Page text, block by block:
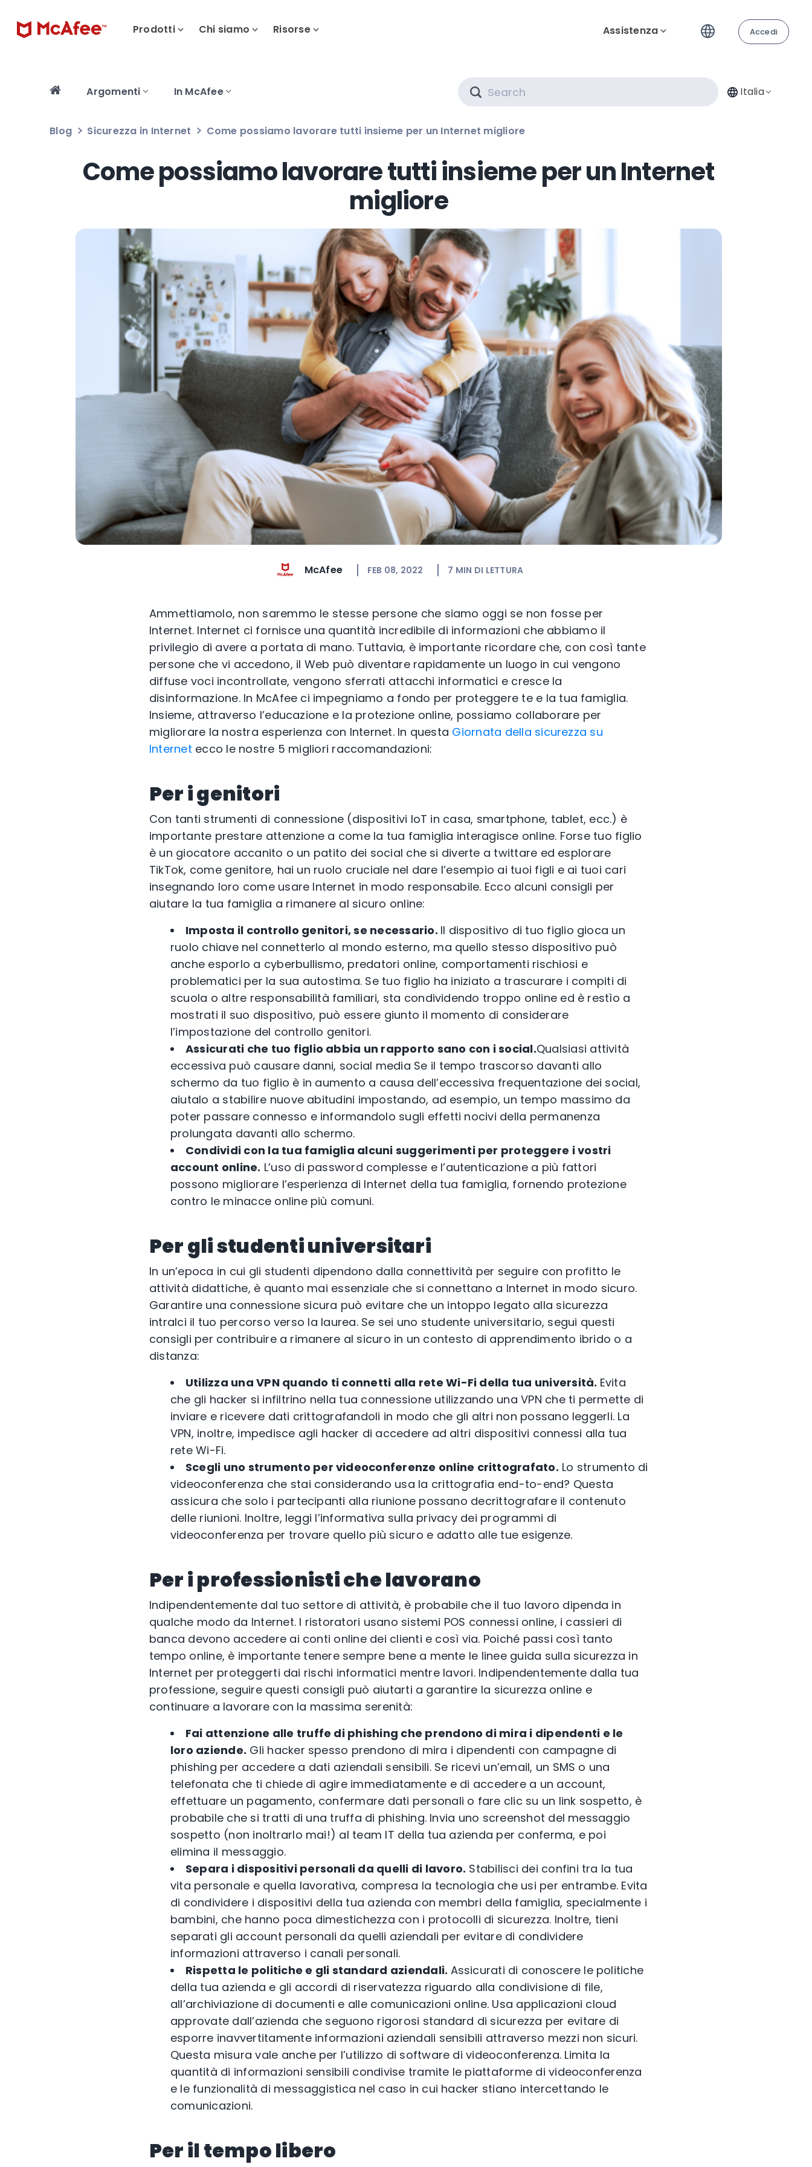
Prodotti Chi siamo Risorse Assistenza Accedi
Argomenti In McAfee Italia
Blog Sicurezza in Internet Come possiamo lavorare tutti insieme per un Internet migliore
Come possiamo lavorare tutti insieme per un Internet
migliore
McAfee FEB 08, 2022 7 MIN DI LETTURA
Ammettiamolo, non saremmo le stesse persone che siamo oggi se non fosse per
Internet. Internet ci fornisce una quantità incredibile di informazioni che abbiamo il
privilegio di avere a portata di mano. Tuttavia, è importante ricordare che, con così tante
persone che vi accedono, il Web può diventare rapidamente un luogo in cui vengono
diffuse voci incontrollate, vengono sferrati attacchi informatici e cresce la
disinformazione. In McAfee ci impegniamo a fondo per proteggere te e la tua famiglia.
Insieme, attraverso l’educazione e la protezione online, possiamo collaborare per
migliorare la nostra esperienza con Internet. In questa Giornata della sicurezza su
Internet ecco le nostre 5 migliori raccomandazioni:
Per i genitori
Con tanti strumenti di connessione (dispositivi IoT in casa, smartphone, tablet, ecc.) è
importante prestare attenzione a come la tua famiglia interagisce online. Forse tuo figlio
è un giocatore accanito o un patito dei social che si diverte a twittare ed esplorare
TikTok, come genitore, hai un ruolo cruciale nel dare l’esempio ai tuoi figli e ai tuoi cari
insegnando loro come usare Internet in modo responsabile. Ecco alcuni consigli per
aiutare la tua famiglia a rimanere al sicuro online:
Imposta il controllo genitori, se necessario. Il dispositivo di tuo figlio gioca un
ruolo chiave nel connetterlo al mondo esterno, ma quello stesso dispositivo può
anche esporlo a cyberbullismo, predatori online, comportamenti rischiosi e
problematici per la sua autostima. Se tuo figlio ha iniziato a trascurare i compiti di
scuola o altre responsabilità familiari, sta condividendo troppo online ed è restìo a
mostrati il suo dispositivo, può essere giunto il momento di considerare
l’impostazione del controllo genitori.
Assicurati che tuo figlio abbia un rapporto sano con i social.Qualsiasi attività
eccessiva può causare danni, social media Se il tempo trascorso davanti allo
schermo da tuo figlio è in aumento a causa dell’eccessiva frequentazione dei social,
aiutalo a stabilire nuove abitudini impostando, ad esempio, un tempo massimo da
poter passare connesso e informandolo sugli effetti nocivi della permanenza
prolungata davanti allo schermo.
Condividi con la tua famiglia alcuni suggerimenti per proteggere i vostri
account online. L’uso di password complesse e l’autenticazione a più fattori
possono migliorare l’esperienza di Internet della tua famiglia, fornendo protezione
contro le minacce online più comuni.
Per gli studenti universitari
In un’epoca in cui gli studenti dipendono dalla connettività per seguire con profitto le
attività didattiche, è quanto mai essenziale che si connettano a Internet in modo sicuro.
Garantire una connessione sicura può evitare che un intoppo legato alla sicurezza
intralci il tuo percorso verso la laurea. Se sei uno studente universitario, segui questi
consigli per contribuire a rimanere al sicuro in un contesto di apprendimento ibrido o a
distanza:
Utilizza una VPN quando ti connetti alla rete Wi-Fi della tua università. Evita
che gli hacker si infiltrino nella tua connessione utilizzando una VPN che ti permette di
inviare e ricevere dati crittografandoli in modo che gli altri non possano leggerli. La
VPN, inoltre, impedisce agli hacker di accedere ad altri dispositivi connessi alla tua
rete Wi-Fi.
Scegli uno strumento per videoconferenze online crittografato. Lo strumento di
videoconferenza che stai considerando usa la crittografia end-to-end? Questa
assicura che solo i partecipanti alla riunione possano decrittografare il contenuto
delle riunioni. Inoltre, leggi l’informativa sulla privacy dei programmi di
videoconferenza per trovare quello più sicuro e adatto alle tue esigenze.
Per i professionisti che lavorano
Indipendentemente dal tuo settore di attività, è probabile che il tuo lavoro dipenda in
qualche modo da Internet. I ristoratori usano sistemi POS connessi online, i cassieri di
banca devono accedere ai conti online dei clienti e così via. Poiché passi così tanto
tempo online, è importante tenere sempre bene a mente le linee guida sulla sicurezza in
Internet per proteggerti dai rischi informatici mentre lavori. Indipendentemente dalla tua
professione, seguire questi consigli può aiutarti a garantire la sicurezza online e
continuare a lavorare con la massima serenità:
Fai attenzione alle truffe di phishing che prendono di mira i dipendenti e le
loro aziende. Gli hacker spesso prendono di mira i dipendenti con campagne di
phishing per accedere a dati aziendali sensibili. Se ricevi un’email, un SMS o una
telefonata che ti chiede di agire immediatamente e di accedere a un account,
effettuare un pagamento, confermare dati personali o fare clic su un link sospetto, è
probabile che si tratti di una truffa di phishing. Invia uno screenshot del messaggio
sospetto (non inoltrarlo mai!) al team IT della tua azienda per conferma, e poi
elimina il messaggio.
Separa i dispositivi personali da quelli di lavoro. Stabilisci dei confini tra la tua
vita personale e quella lavorativa, compresa la tecnologia che usi per entrambe. Evita
di condividere i dispositivi della tua azienda con membri della famiglia, specialmente i
bambini, che hanno poca dimestichezza con i protocolli di sicurezza. Inoltre, tieni
separati gli account personali da quelli aziendali per evitare di condividere
informazioni attraverso i canali personali.
Rispetta le politiche e gli standard aziendali. Assicurati di conoscere le politiche
della tua azienda e gli accordi di riservatezza riguardo alla condivisione di file,
all’archiviazione di documenti e alle comunicazioni online. Usa applicazioni cloud
approvate dall’azienda che seguono rigorosi standard di sicurezza per evitare di
esporre inavvertitamente informazioni aziendali sensibili attraverso mezzi non sicuri.
Questa misura vale anche per l’utilizzo di software di videoconferenza. Limita la
quantità di informazioni sensibili condivise tramite le piattaforme di videoconferenza
e le funzionalità di messaggistica nel caso in cui hacker stiano intercettando le
comunicazioni.
Per il tempo libero